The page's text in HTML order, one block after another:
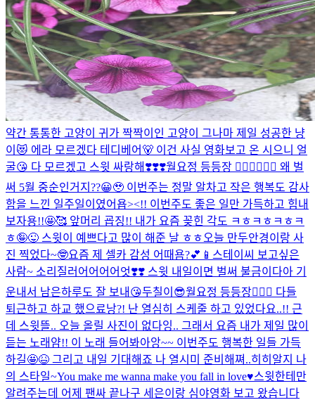
약간 통통한 고양이 귀가 짝짝이인 고양이 그나마 제일 성공한 냥
이😻 에라 모르겠다 테디베어🐻 이건 사실 영화보고 온 시으니 얼
굴😘 다 모르겠고 스윗 싸랑해❣️❣️❣️월요정 등등장 🧚🏻‍♀️🧚🏻‍♀️ 왜 벌
써 5월 중순인거지??😀🥹 이번주는 정말 알차고 작은 행복도 감사
함을 느낀 일주일이였어욥><!! 이번주도 좋은 일만 가득하고 힘내
보자용!!🤩🥰 앞머리 굡징!! 내가 요즘 꽂힌 각도 ㅋㅎㅋㅎㅋㅎㅋ
ㅎ🤪😜 스윗이 예쁘다고 많이 해준 날 ㅎㅎ 오늘 만두안경이랑 사
진 찍었다~🤓요즘 제 셀카 감성 어때욤?💕📱 스테이씨 보고싶은
사람~ 소리질러어어어어엇❣️❣️ 스윗 내일이면 벌써 불금이다아 기
운내서 남은하루도 잘 보내😘두칠이😎월요정 등등장🧚🏻‍♀️ 다들
퇴근하고 하교 했으료낭?! 난 열심히 스케줄 하고 있었다요..!! 근
데 스윗뜰.. 오늘 올릴 사진이 없다잉.. 그래서 요즘 내가 제일 많이
듣는 노래얌!! 이 노래 들어봐아앙~~ 이번주도 행복한 일들 가득
하길🤩😆 그리고 내일 기대해죠 나 열시미 준비해쪄..히히 알지 나
의 스타일~You make me wanna make you fall in love♥️스윗한테만
알려주는데 어제 팬싸 끝나구 세은이랑 심야영화 보고 왔습니다